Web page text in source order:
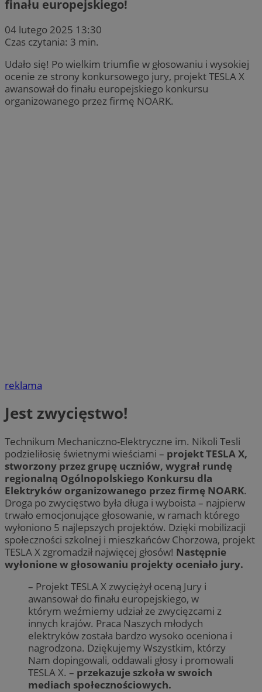
finału europejskiego!
04 lutego 2025 13:30
Czas czytania: 3 min.
Udało się! Po wielkim triumfie w głosowaniu i wysokiej
ocenie ze strony konkursowego jury, projekt TESLA X
awansował do finału europejskiego konkursu
organizowanego przez firmę NOARK.
reklama
Jest zwycięstwo!
Technikum Mechaniczno-Elektryczne im. Nikoli Tesli
podzieliłosię świetnymi wieściami – projekt TESLA X,
stworzony przez grupę uczniów, wygrał rundę
regionalną Ogólnopolskiego Konkursu dla
Elektryków organizowanego przez firmę NOARK.
Droga po zwycięstwo była długa i wyboista – najpierw
trwało emocjonujące głosowanie, w ramach którego
wyłoniono 5 najlepszych projektów. Dzięki mobilizacji
społeczności szkolnej i mieszkańców Chorzowa, projekt
TESLA X zgromadził najwięcej głosów! Następnie
wyłonione w głosowaniu projekty oceniało jury.
– Projekt TESLA X zwyciężył oceną Jury i
awansował do finału europejskiego, w
którym weźmiemy udział ze zwycięzcami z
innych krajów. Praca Naszych młodych
elektryków została bardzo wysoko oceniona i
nagrodzona. Dziękujemy Wszystkim, którzy
Nam dopingowali, oddawali głosy i promowali
TESLA X. – przekazuje szkoła w swoich
mediach społecznościowych.